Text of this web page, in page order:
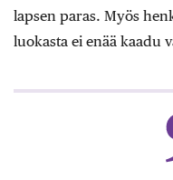
lapsen paras. Myös
luokasta ei enää kaadu